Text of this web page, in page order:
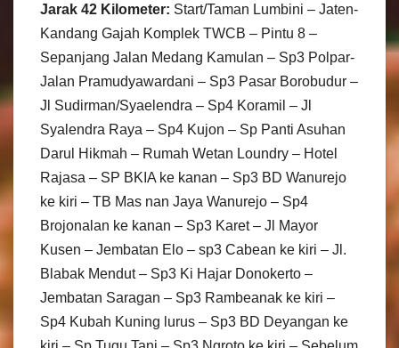
Jarak 42 Kilometer: Start/Taman Lumbini – Jaten-
Kandang Gajah Komplek TWCB – Pintu 8 –
Sepanjang Jalan Medang Kamulan – Sp3 Polpar-
Jalan Pramudyawardani – Sp3 Pasar Borobudur –
Jl Sudirman/Syaelendra – Sp4 Koramil – Jl
Syalendra Raya – Sp4 Kujon – Sp Panti Asuhan
Darul Hikmah – Rumah Wetan Loundry – Hotel
Rajasa – SP BKIA ke kanan – Sp3 BD Wanurejo
ke kiri – TB Mas nan Jaya Wanurejo – Sp4
Brojonalan ke kanan – Sp3 Karet – Jl Mayor
Kusen – Jembatan Elo – sp3 Cabean ke kiri – Jl.
Blabak Mendut – Sp3 Ki Hajar Donokerto –
Jembatan Saragan – Sp3 Rambeanak ke kiri –
Sp4 Kubah Kuning lurus – Sp3 BD Deyangan ke